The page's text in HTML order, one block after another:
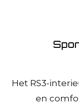
Het RS3-
en